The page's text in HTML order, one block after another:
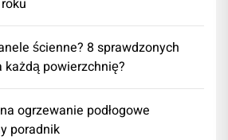
ścienne? 8 sprawdzonych
powierzchnię?
ogrzewanie podłogowe
poradnik